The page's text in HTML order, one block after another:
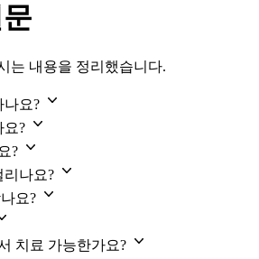
는 내용을 정리했습니다.
나요?
요?
?
리나요?
요?
치료 가능한가요?